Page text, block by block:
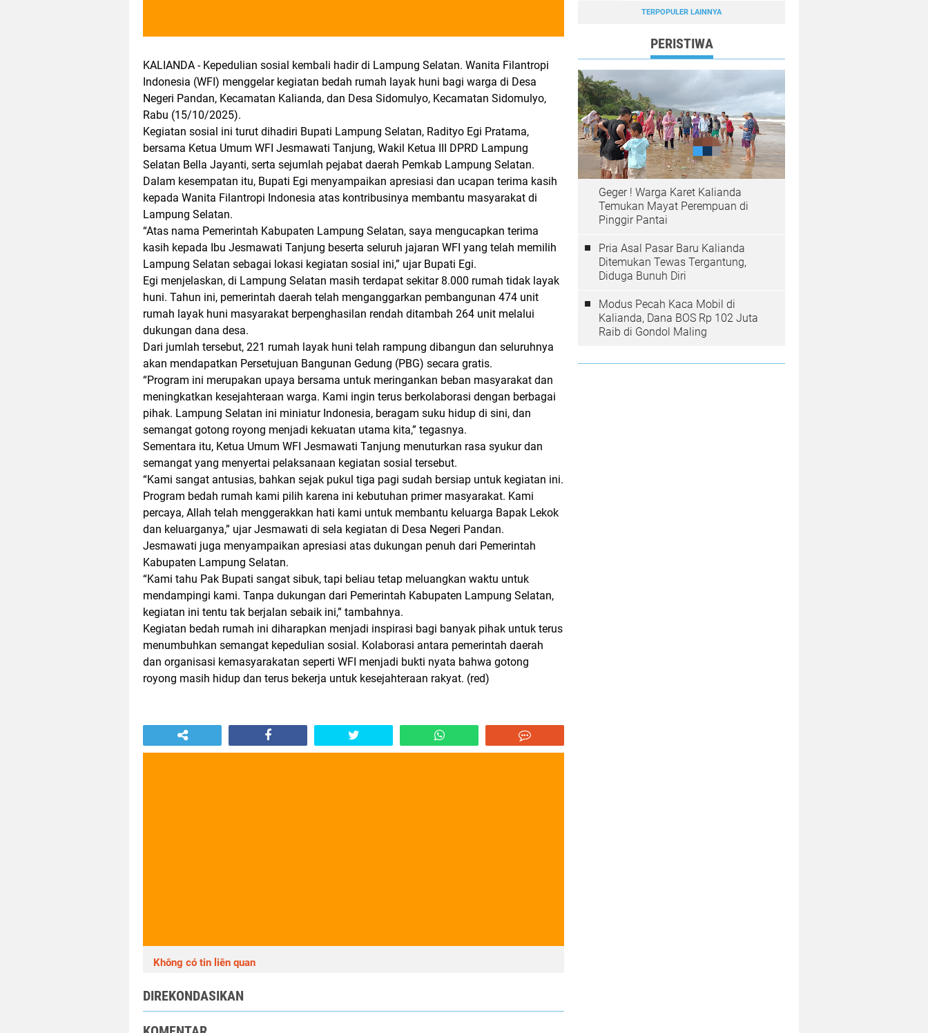
KALIANDA - Kepedulian sosial kembali hadir di Lampung Selatan. Wanita Filantropi
Indonesia (WFI) menggelar kegiatan bedah rumah layak huni bagi warga di Desa
Negeri Pandan, Kecamatan Kalianda, dan Desa Sidomulyo, Kecamatan Sidomulyo,
Rabu (15/10/2025).
Kegiatan sosial ini turut dihadiri Bupati Lampung Selatan, Radityo Egi Pratama,
bersama Ketua Umum WFI Jesmawati Tanjung, Wakil Ketua III DPRD Lampung
Selatan Bella Jayanti, serta sejumlah pejabat daerah Pemkab Lampung Selatan.
Dalam kesempatan itu, Bupati Egi menyampaikan apresiasi dan ucapan terima kasih
kepada Wanita Filantropi Indonesia atas kontribusinya membantu masyarakat di
Lampung Selatan.
“Atas nama Pemerintah Kabupaten Lampung Selatan, saya mengucapkan terima
kasih kepada Ibu Jesmawati Tanjung beserta seluruh jajaran WFI yang telah memilih
Lampung Selatan sebagai lokasi kegiatan sosial ini,” ujar Bupati Egi.
Egi menjelaskan, di Lampung Selatan masih terdapat sekitar 8.000 rumah tidak layak
huni. Tahun ini, pemerintah daerah telah menganggarkan pembangunan 474 unit
rumah layak huni masyarakat berpenghasilan rendah ditambah 264 unit melalui
dukungan dana desa.
Dari jumlah tersebut, 221 rumah layak huni telah rampung dibangun dan seluruhnya
akan mendapatkan Persetujuan Bangunan Gedung (PBG) secara gratis.
“Program ini merupakan upaya bersama untuk meringankan beban masyarakat dan
meningkatkan kesejahteraan warga. Kami ingin terus berkolaborasi dengan berbagai
pihak. Lampung Selatan ini miniatur Indonesia, beragam suku hidup di sini, dan
semangat gotong royong menjadi kekuatan utama kita,” tegasnya.
Sementara itu, Ketua Umum WFI Jesmawati Tanjung menuturkan rasa syukur dan
semangat yang menyertai pelaksanaan kegiatan sosial tersebut.
“Kami sangat antusias, bahkan sejak pukul tiga pagi sudah bersiap untuk kegiatan ini.
Program bedah rumah kami pilih karena ini kebutuhan primer masyarakat. Kami
percaya, Allah telah menggerakkan hati kami untuk membantu keluarga Bapak Lekok
dan keluarganya,” ujar Jesmawati di sela kegiatan di Desa Negeri Pandan.
Jesmawati juga menyampaikan apresiasi atas dukungan penuh dari Pemerintah
Kabupaten Lampung Selatan.
“Kami tahu Pak Bupati sangat sibuk, tapi beliau tetap meluangkan waktu untuk
mendampingi kami. Tanpa dukungan dari Pemerintah Kabupaten Lampung Selatan,
kegiatan ini tentu tak berjalan sebaik ini,” tambahnya.
Kegiatan bedah rumah ini diharapkan menjadi inspirasi bagi banyak pihak untuk terus
menumbuhkan semangat kepedulian sosial. Kolaborasi antara pemerintah daerah
dan organisasi kemasyarakatan seperti WFI menjadi bukti nyata bahwa gotong
royong masih hidup dan terus bekerja untuk kesejahteraan rakyat. (red)
Không có tin liên quan
DIREKONDASIKAN
TERPOPULER LAINNYA
PERISTIWA
Geger ! Warga Karet Kalianda
Temukan Mayat Perempuan di
Pinggir Pantai
Pria Asal Pasar Baru Kalianda
Ditemukan Tewas Tergantung,
Diduga Bunuh Diri
Modus Pecah Kaca Mobil di
Kalianda, Dana BOS Rp 102 Juta
Raib di Gondol Maling